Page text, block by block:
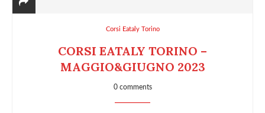
Corsi Eataly Torino
CORSI EATALY TORINO –
MAGGIO&GIUGNO 2023
0 comments